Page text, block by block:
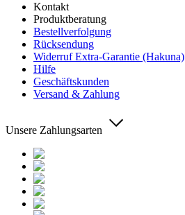
Kontakt
Produktberatung
Bestellverfolgung
Rücksendung
Widerruf Extra-Garantie (Hakuna)
Hilfe
Geschäftskunden
Versand & Zahlung
Unsere Zahlungsarten